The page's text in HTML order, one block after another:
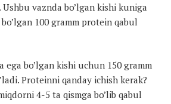
Ushbu vaznda bo’lgan kishi kuniga
100 gramm protein qabul
ega bo’lgan kishi uchun 150 gramm
Proteinni qanday ichish kerak?
4-5 ta qismga bo’lib qabul